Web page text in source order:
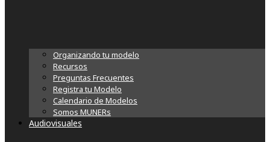
Organizando tu modelo
Recursos
Preguntas Frecuentes
Registra tu Modelo
Calendario de Modelos
Somos MUNERs
Audiovisuales